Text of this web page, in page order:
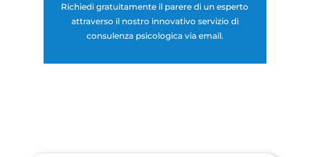
Richiedi gratuitamente il parere di un esperto
attraverso il nostro innovativo servizio di
consulenza psicologica via email.